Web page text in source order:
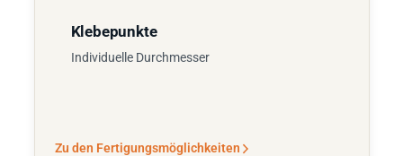
Klebepunkte
Individuelle Durchmesser
Zu den Fertigungsmöglichkeiten